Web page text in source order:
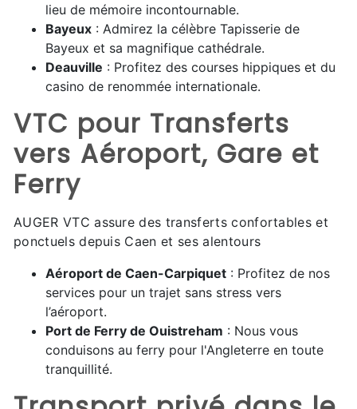
lieu de mémoire incontournable.
Bayeux : Admirez la célèbre Tapisserie de
Bayeux et sa magnifique cathédrale.
Deauville : Profitez des courses hippiques et du
casino de renommée internationale.
VTC pour Transferts
vers Aéroport, Gare et
Ferry
AUGER VTC assure des transferts confortables et
ponctuels depuis Caen et ses alentours
Aéroport de Caen-Carpiquet : Profitez de nos
services pour un trajet sans stress vers
l’aéroport.
Port de Ferry de Ouistreham : Nous vous
conduisons au ferry pour l'Angleterre en toute
tranquillité.